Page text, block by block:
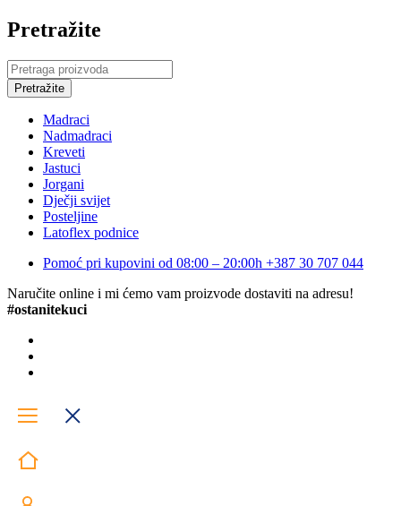
Pretražite
Madraci
Nadmadraci
Kreveti
Jastuci
Jorgani
Dječji svijet
Posteljine
Latoflex podnice
Pomoć pri kupovini od 08:00 – 20:00h +387 30 707 044
Naručite online i mi ćemo vam proizvode dostaviti na adresu!
#ostanitekuci